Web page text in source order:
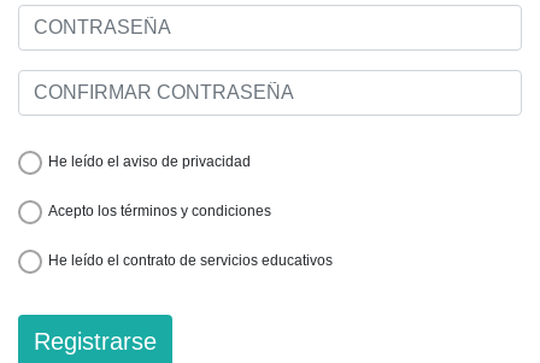
He leído el aviso de privacidad
Acepto los términos y condiciones
He leído el contrato de servicios educativos
Registrarse